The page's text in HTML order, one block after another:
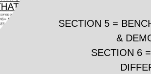
SECTION 5 =
&
SECTION 6